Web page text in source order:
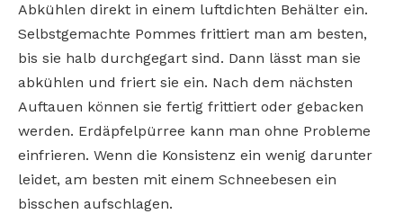
Abkühlen direkt in einem luftdichten Behälter ein.
Selbstgemachte Pommes frittiert man am besten,
bis sie halb durchgegart sind. Dann lässt man sie
abkühlen und friert sie ein. Nach dem nächsten
Auftauen können sie fertig frittiert oder gebacken
werden. Erdäpfelpürree kann man ohne Probleme
einfrieren. Wenn die Konsistenz ein wenig darunter
leidet, am besten mit einem Schneebesen ein
bisschen aufschlagen.